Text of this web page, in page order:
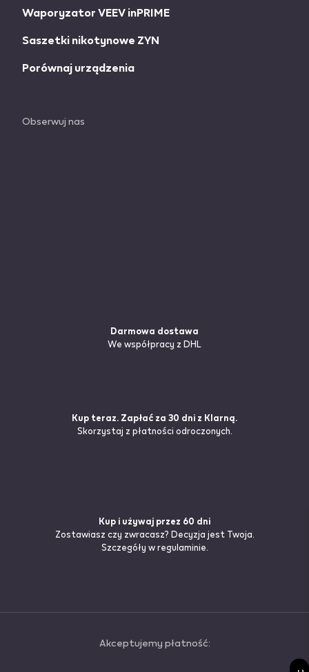
Waporyzator VEEV inPRIME
Saszetki nikotynowe ZYN
Porównaj urządzenia
Obserwuj nas
Darmowa dostawa
We współpracy z DHL
Kup teraz. Zapłać za 30 dni z Klarną.
Skorzystaj z płatności odroczonych.
Kup i używaj przez 60 dni
Zostawiasz czy zwracasz? Decyzja jest Twoja.
Szczegóły w regulaminie.
Akceptujemy płatność: